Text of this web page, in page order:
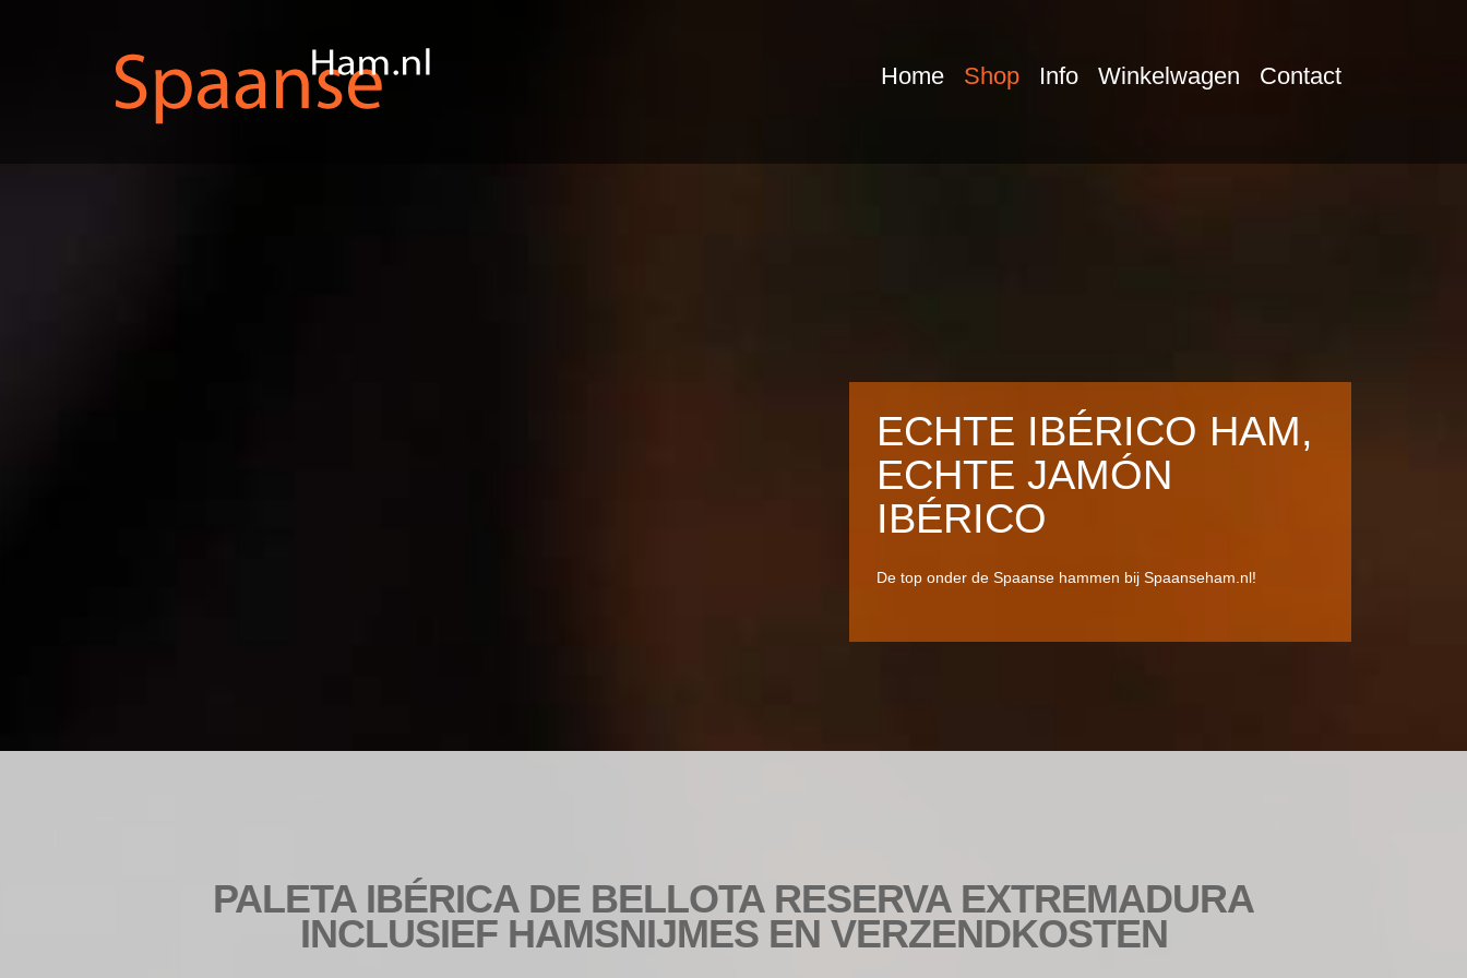
Home Shop Info Winkelwagen Contact
ECHTE IBÉRICO HAM,
ECHTE JAMÓN
IBÉRICO
De top onder de Spaanse hammen bij Spaanseham.nl!
PALETA IBÉRICA DE BELLOTA RESERVA EXTREMADURA
INCLUSIEF HAMSNIJMES EN VERZENDKOSTEN